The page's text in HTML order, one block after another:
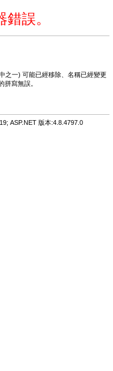
誤。
之一) 可能已經移除、名稱已經變更
拼寫無誤。
ASP.NET 版本:4.8.4797.0